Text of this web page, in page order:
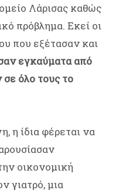
Λάρισας καθώς
πρόβλημα. Εκεί οι
που εξέτασαν και
εγκαύματα από
όλο τους το
η ίδια φέρεται να
οικονομική
γιατρό, μια